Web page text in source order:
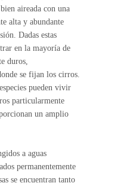
aireada con una
alta y abundante
Dadas estas
en la mayoría de
duros,
se fijan los cirros.
pueden vivir
particularmente
un amplio
a aguas
permanentemente
se encuentran tanto